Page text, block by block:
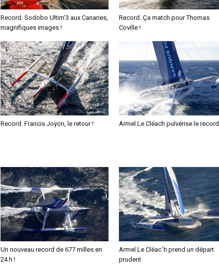
Record. Sodobo Ultim’3 aux Canaries,
magnifiques images !
Record. Ça match pour Thomas
Coville !
Record. Francis Joyon, le retour ! Armel Le Cléach pulvérise le record
Un nouveau record de 677 milles en
24 h !
Armel Le Cléac´h prend un départ
prudent